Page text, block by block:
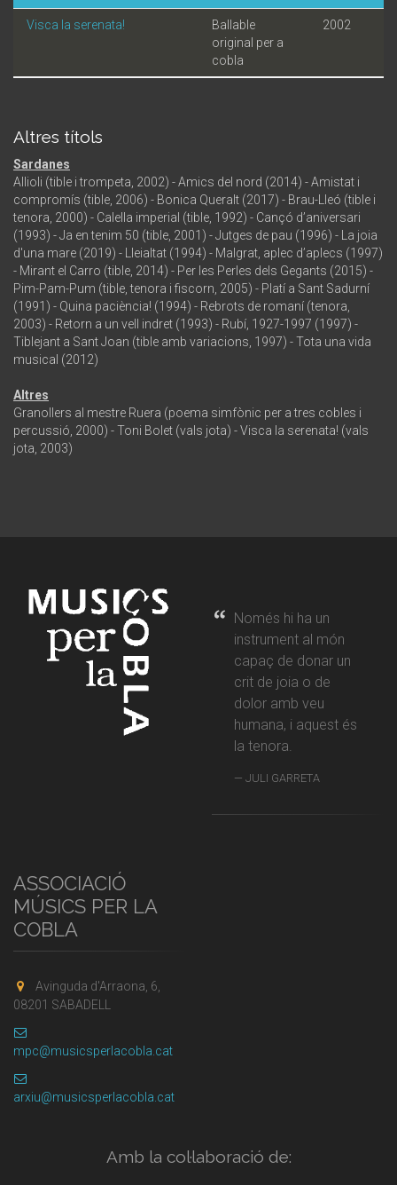
Visca la serenata!
Ballable
original per a
cobla
2002
Altres títols
Sardanes
Allioli (tible i trompeta, 2002) - Amics del nord (2014) - Amistat i
compromís (tible, 2006) - Bonica Queralt (2017) - Brau-Lleó (tible i
tenora, 2000) - Calella imperial (tible, 1992) - Cançó d’aniversari
(1993) - Ja en tenim 50 (tible, 2001) - Jutges de pau (1996) - La joia
d'una mare (2019) - Lleialtat (1994) - Malgrat, aplec d’aplecs (1997)
- Mirant el Carro (tible, 2014) - Per les Perles dels Gegants (2015) -
Pim-Pam-Pum (tible, tenora i fiscorn, 2005) - Platí a Sant Sadurní
(1991) - Quina paciència! (1994) - Rebrots de romaní (tenora,
2003) - Retorn a un vell indret (1993) - Rubí, 1927-1997 (1997) -
Tiblejant a Sant Joan (tible amb variacions, 1997) - Tota una vida
musical (2012)
Altres
Granollers al mestre Ruera (poema simfònic per a tres cobles i
percussió, 2000) - Toni Bolet (vals jota) - Visca la serenata! (vals
jota, 2003)
Només hi ha un
instrument al món
capaç de donar un
crit de joia o de
dolor amb veu
humana, i aquest és
la tenora.
JULI GARRETA
ASSOCIACIÓ
MÚSICS PER LA
COBLA
Avinguda d'Arraona, 6,
08201 SABADELL
mpc@musicsperlacobla.cat
arxiu@musicsperlacobla.cat
Amb la col·laboració de: